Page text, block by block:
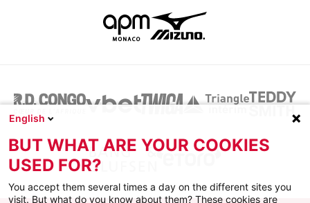
English
BUT WHAT ARE YOUR COOKIES
USED FOR?
You accept them several times a day on the different sites you
visit. But what do you know about them? These cookies are